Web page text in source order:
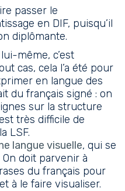
passer le
en DIF, puisqu’il
diplômante.
même, c’est
cas, cela l’a été pour
en langue des
du français signé : on
sur la structure
très difficile de
LSF.
langue visuelle, qui se
doit parvenir à
du français pour
à le faire visualiser.